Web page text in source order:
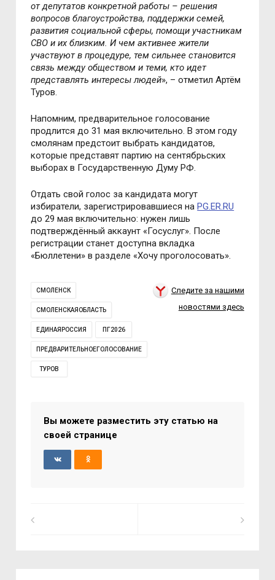
от депутатов конкретной работы – решения
вопросов благоустройства, поддержки семей,
развития социальной сферы, помощи участникам
СВО и их близким. И чем активнее жители
участвуют в процедуре, тем сильнее становится
связь между обществом и теми, кто идет
представлять интересы людей», – отметил Артём
Туров.
Напомним, предварительное голосование
продлится до 31 мая включительно. В этом году
смолянам предстоит выбрать кандидатов,
которые представят партию на сентябрьских
выборах в Государственную Думу РФ.
Отдать свой голос за кандидата могут
избиратели, зарегистрировавшиеся наPG.ER.RU
до 29 мая включительно: нужен лишь
подтверждённый аккаунт «Госуслуг». После
регистрации станет доступна вкладка
«Бюллетени» в разделе «Хочу проголосовать».
СМОЛЕНСК
СМОЛЕНСКАЯОБЛАСТЬ
ЕДИНАЯРОССИЯ ПГ2026
ПРЕДВАРИТЕЛЬНОЕГОЛОСОВАНИЕ
ТУРОВ
Следите за нашими
новостями здесь
Вы можете разместить эту статью на
своей странице